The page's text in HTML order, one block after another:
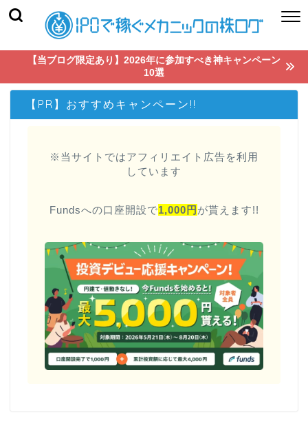
【当ブログ限定あり】2026年に参加すべき神キャンペーン
10選
【PR】おすすめキャンペーン!!
※当サイトではアフィリエイト広告を利用
しています
Fundsへの口座開設で1,000円 が貰えます!!